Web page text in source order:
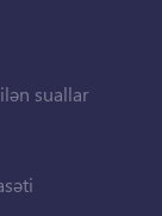
suallar